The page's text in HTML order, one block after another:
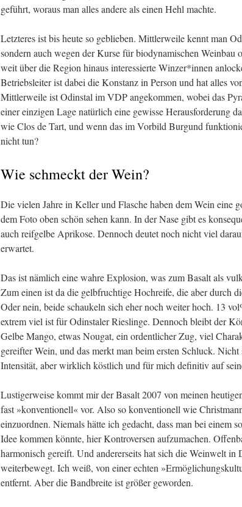
geführt, woraus man alles andere als einen Hehl machte.
Letzteres ist bis heute so geblieben. Mittlerweile kennt man
sondern auch wegen der Kurse für biodynamischen Weinbau
weit über die Region hinaus interessierte Winzer*innen
Betriebsleiter ist dabei die Konstanz in Person und hat alles
Mittlerweile ist Odinstal im VDP angekommen, wobei das
einer einzigen Lage natürlich eine gewisse Herausforderung
wie Clos de Tart, und wenn das im Vorbild Burgund
nicht tun?
Wie schmeckt der Wein?
Die vielen Jahre in Keller und Flasche haben dem Wein eine
dem Foto oben schön sehen kann. In der Nase gibt es
auch reifgelbe Aprikose. Dennoch deutet noch nicht viel
erwartet.
Das ist nämlich eine wahre Explosion, was zum Basalt als
Zum einen ist da die gelbfruchtige Hochreife, die aber durch
Oder nein, beide schaukeln sich eher noch weiter hoch. 13
extrem viel ist für Odinstaler Rieslinge. Dennoch bleibt der
Gelbe Mango, etwas Nougat, ein ordentlicher Zug, viel
gereifter Wein, und das merkt man beim ersten Schluck. Nicht
Intensität, aber wirklich köstlich und für mich definitiv auf
Lustigerweise kommt mir der Basalt 2007 von meinen
fast »konventionell« vor. Also so konventionell wie
einzuordnen. Niemals hätte ich gedacht, dass man bei einem
Idee kommen könnte, hier Kontroversen aufzumachen.
harmonisch gereift. Und andererseits hat sich die Weinwelt in
weiterbewegt. Ich weiß, von einer echten
entfernt. Aber die Bandbreite ist größer geworden.